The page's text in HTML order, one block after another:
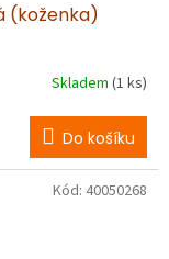
(koženka)
Skladem (1 ks)
Do košíku
Kód: 40050268